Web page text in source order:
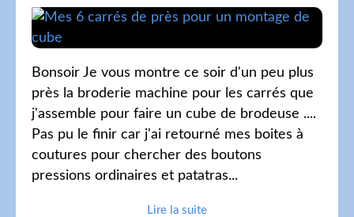
Bonsoir Je vous montre ce soir d'un peu plus
près la broderie machine pour les carrés que
j'assemble pour faire un cube de brodeuse ....
Pas pu le finir car j'ai retourné mes boites à
coutures pour chercher des boutons
pressions ordinaires et patatras...
Lire la suite